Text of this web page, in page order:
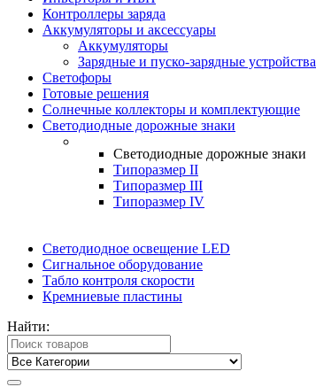
Контроллеры заряда
Аккумуляторы и аксессуары
Аккумуляторы
Зарядные и пуско-зарядные устройства
Светофоры
Готовые решения
Солнечные коллекторы и комплектующие
Светодиодные дорожные знаки
Светодиодные дорожные знаки
Типоразмер II
Типоразмер III
Типоразмер IV
Светодиодное освещение LED
Сигнальное оборудование
Табло контроля скорости
Кремниевые пластины
Найти: